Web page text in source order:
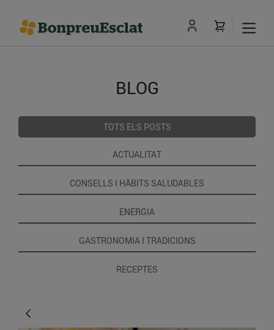
BLOG
TOTS ELS POSTS
ACTUALITAT
CONSELLS I HÀBITS SALUDABLES
ENERGIA
GASTRONOMIA I TRADICIONS
RECEPTES